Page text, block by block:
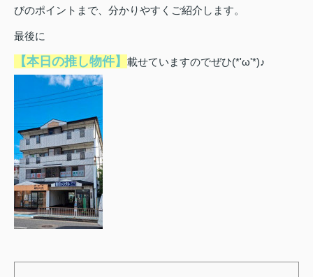
びのポイントまで、分かりやすくご紹介します。
最後に
【本日の推し物件】 載せていますのでぜひ(*'ω'*)♪